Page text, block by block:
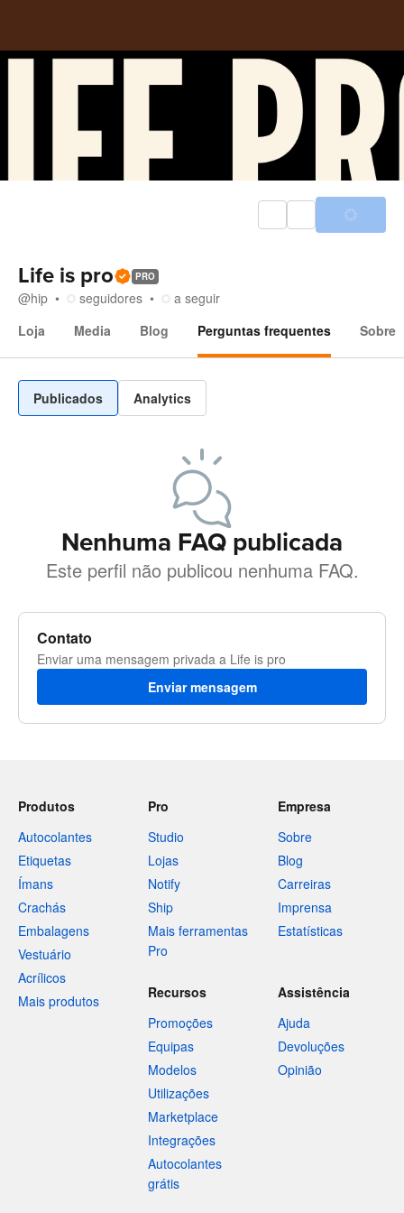
Life is pro PRO
@hip seguidores
a seguir
Loja
Media Blog Perguntas frequentes Sobre
Publicados Analytics
Nenhuma FAQ publicada
Este perfil não publicou nenhuma FAQ.
Contato
Enviar uma mensagem privada a Life is pro
Enviar mensagem
Produtos
Autocolantes
Etiquetas
Ímans
Crachás
Embalagens
Vestuário
Acrílicos
Mais produtos
Pro
Studio
Lojas
Notify
Ship
Mais ferramentas
Pro
Empresa
Sobre
Blog
Carreiras
Imprensa
Estatísticas
Recursos
Promoções
Equipas
Modelos
Utilizações
Marketplace
Integrações
Autocolantes
grátis
Assistência
Ajuda
Devoluções
Opinião